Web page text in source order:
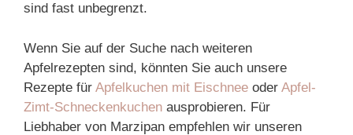
sind fast unbegrenzt.
Wenn Sie auf der Suche nach weiteren
Apfelrezepten sind, könnten Sie auch unsere
Rezepte für Apfelkuchen mit Eischnee oder Apfel-
Zimt-Schneckenkuchen ausprobieren. Für
Liebhaber von Marzipan empfehlen wir unseren